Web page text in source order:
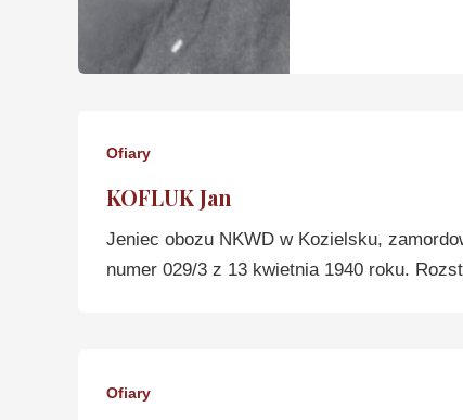
Ofiary
KOFLUK Jan
Jeniec obozu NKWD w Kozielsku,
numer 029/3 z 13 kwietnia 1940 roku.
Ofiary